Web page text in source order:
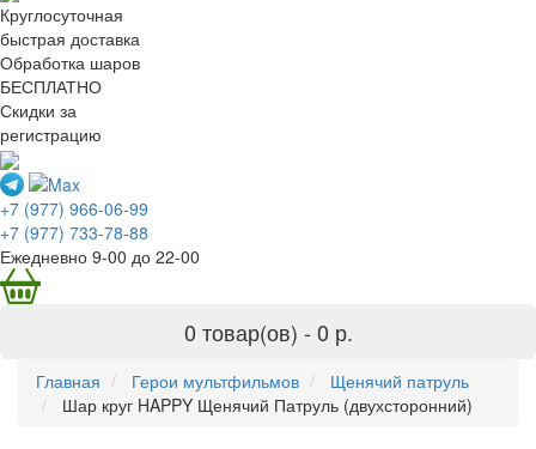
Круглосуточная
быстрая доставка
Обработка шаров
БЕСПЛАТНО
Скидки за
регистрацию
+7 (977) 966-06-99
+7 (977) 733-78-88
Ежедневно 9-00 до 22-00
0 товар(ов) - 0 р.
Главная Герои мультфильмов
Щенячий патруль
Шар круг HAPPY Щенячий Патруль (двухсторонний)